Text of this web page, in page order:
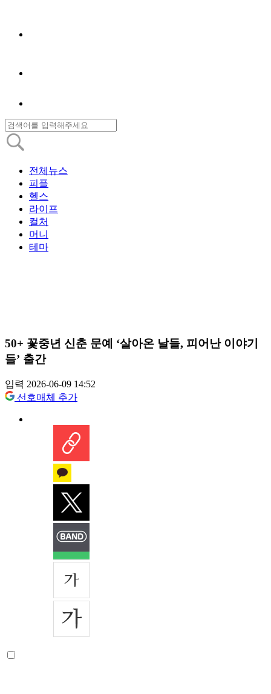
전체뉴스
피플
헬스
라이프
컬처
머니
테마
50+ 꽃중년 신춘 문예 ‘살아온 날들, 피어난 이야기
들’ 출간
입력 2026-06-09 14:52
선호매체 추가